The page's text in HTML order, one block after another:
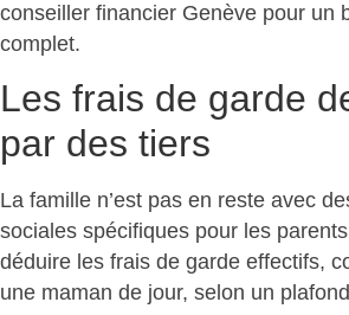
conseiller financier Genève pour un
complet.
Les frais de garde
par des tiers
La famille n’est pas en reste avec
sociales spécifiques pour les parents
déduire les frais de garde effectifs,
une maman de jour, selon un